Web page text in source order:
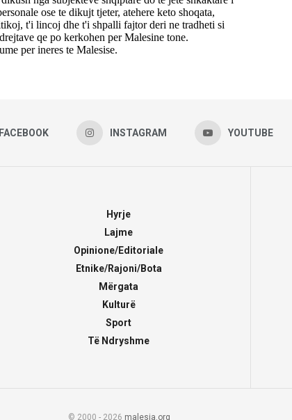
FACEBOOK INSTAGRAM YOUTUBE
Hyrje
Lajme
Opinione/Editoriale
Etnike/Rajoni/Bota
Mërgata
Kulturë
Sport
Të Ndryshme
© 2000 - 2026 malesia.org